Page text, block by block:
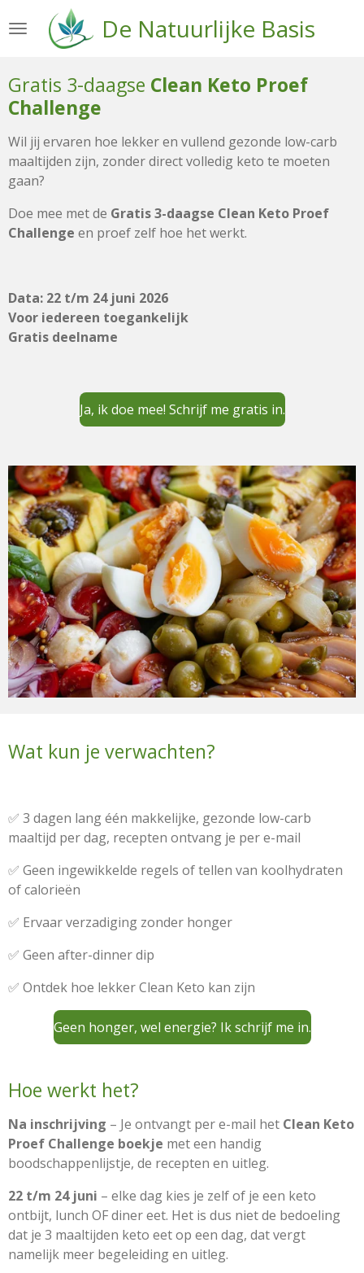
direct
de
hoofdinhoud
De Natuurlijke Basis
Gratis 3-daagse Clean Keto Proef
Challenge
Wil jij ervaren hoe lekker en vullend gezonde low-carb
maaltijden zijn, zonder direct volledig keto te moeten
gaan?
Doe mee met de Gratis 3-daagse Clean Keto Proef
Challenge en proef zelf hoe het werkt.
Data: 22 t/m 24 juni 2026
Voor iedereen toegankelijk
Gratis deelname
Ja, ik doe mee! Schrijf me gratis in.
Wat kun je verwachten?
✅ 3 dagen lang één makkelijke, gezonde low-carb
maaltijd per dag, recepten ontvang je per e-mail
✅ Geen ingewikkelde regels of tellen van koolhydraten
of calorieën
✅ Ervaar verzadiging zonder honger
✅ Geen after-dinner dip
✅ Ontdek hoe lekker Clean Keto kan zijn
Geen honger, wel energie? Ik schrijf me in.
Hoe werkt het?
Na inschrijving – Je ontvangt per e-mail het Clean Keto
Proef Challenge boekje met een handig
boodschappenlijstje, de recepten en uitleg.
22 t/m 24 juni – elke dag kies je zelf of je een keto
ontbijt, lunch OF diner eet. Het is dus niet de bedoeling
dat je 3 maaltijden keto eet op een dag, dat vergt
namelijk meer begeleiding en uitleg.